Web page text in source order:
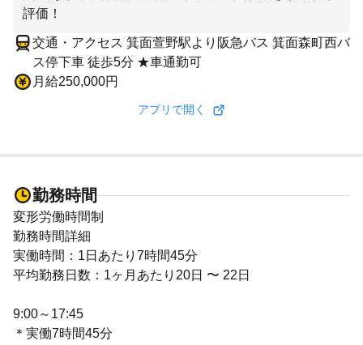
評価！
交通・アクセス 箕面萱野駅より阪急バス 箕面森町西バ
ス停下車 徒歩5分 ★車通勤可
月給250,000円
アプリで開く
勤務時間
変形労働時間制
勤務時間詳細
実働時間：1日あたり7時間45分
平均勤務日数：1ヶ月あたり20日 〜 22日
9:00～17:45
＊実働7時間45分